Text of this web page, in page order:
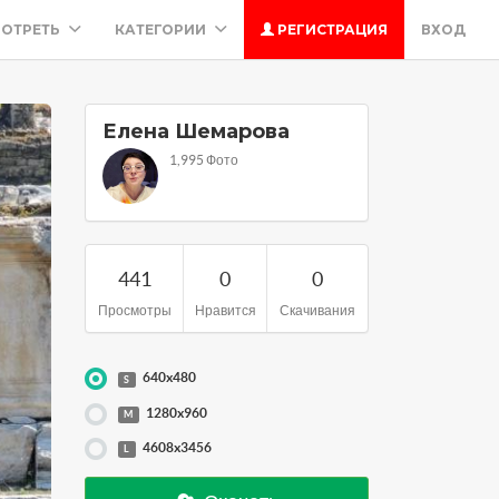
КАТЕГОРИИ РЕГИСТРАЦИЯ ВХОД
Елена Шемарова
1,995 Фото
441
Просмотры
0
Нравится
0
Скачивания
S 640x480
M 1280x960
L 4608x3456